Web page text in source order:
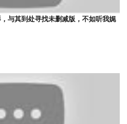
与其到处寻找未删减版，不如听我娓